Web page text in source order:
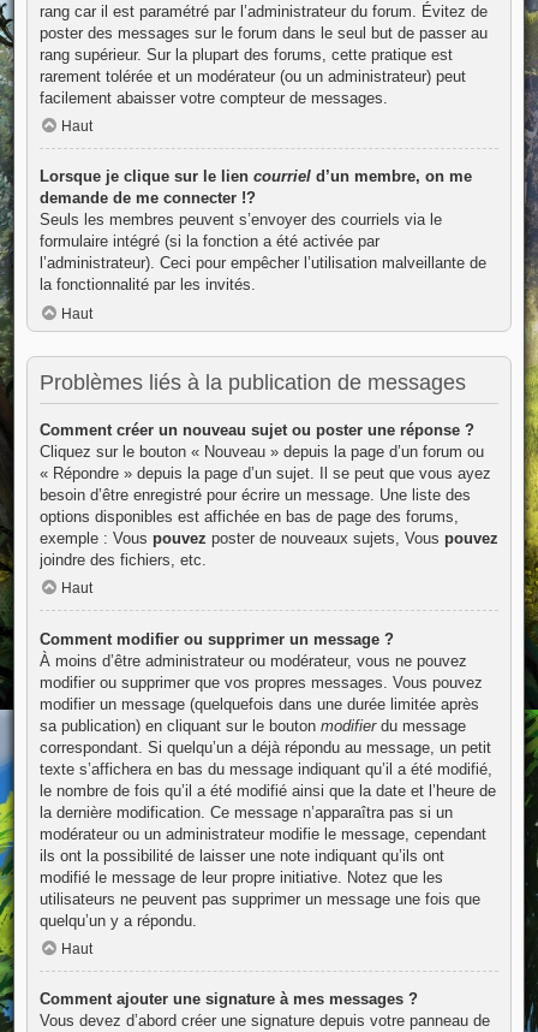
rang car il est paramétré par l’administrateur du forum. Évitez de
poster des messages sur le forum dans le seul but de passer au
rang supérieur. Sur la plupart des forums, cette pratique est
rarement tolérée et un modérateur (ou un administrateur) peut
facilement abaisser votre compteur de messages.
Haut
Lorsque je clique sur le lien courrield’un membre, on me
demande de me connecter !?
Seuls les membres peuvent s’envoyer des courriels via le
formulaire intégré (si la fonction a été activée par
l’administrateur). Ceci pour empêcher l’utilisation malveillante de
la fonctionnalité par les invités.
Haut
Problèmes liés à la publication de messages
Comment créer un nouveau sujet ou poster une réponse ?
Cliquez sur le bouton « Nouveau » depuis la page d’un forum ou
« Répondre » depuis la page d’un sujet. Il se peut que vous ayez
besoin d’être enregistré pour écrire un message. Une liste des
options disponibles est affichée en bas de page des forums,
exemple : Vous pouvez poster de nouveaux sujets, Vous pouvez
joindre des fichiers, etc.
Haut
Comment modifier ou supprimer un message ?
À moins d’être administrateur ou modérateur, vous ne pouvez
modifier ou supprimer que vos propres messages. Vous pouvez
modifier un message (quelquefois dans une durée limitée après
sa publication) en cliquant sur le bouton modifierdu message
correspondant. Si quelqu’un a déjà répondu au message, un petit
texte s’affichera en bas du message indiquant qu’il a été modifié,
le nombre de fois qu’il a été modifié ainsi que la date et l’heure de
la dernière modification. Ce message n’apparaîtra pas si un
modérateur ou un administrateur modifie le message, cependant
ils ont la possibilité de laisser une note indiquant qu’ils ont
modifié le message de leur propre initiative. Notez que les
utilisateurs ne peuvent pas supprimer un message une fois que
quelqu’un y a répondu.
Haut
Comment ajouter une signature à mes messages ?
Vous devez d’abord créer une signature depuis votre panneau de